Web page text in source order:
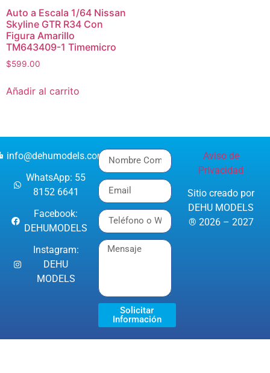
Auto a Escala 1/64 Nissan
Skyline GTR R34 Con
Figura Amarillo
TM643409-1 Timemicro
$599.00
Añadir al carrito
info@dehumodels.com
WhatsApp: 55
8152 6641
Facebook:
DEHUMODELS
Instagram:
DEHU
MODELS
Solicitar
Información
Aviso de
Privacidad
Sitio creado por
DEHU MODELS
® 2026 – 2027